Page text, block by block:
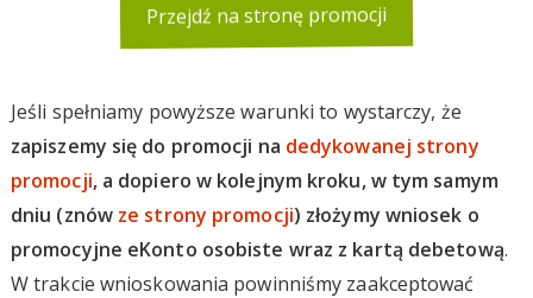
Przejdź na stronę promocji
Jeśli spełniamy powyższe warunki to wystarczy, że
zapiszemy się do promocji na dedykowanej strony
promocji, a dopiero w kolejnym kroku, w tym samym
dniu (znów ze strony promocji) złożymy wniosek o
promocyjne eKonto osobiste wraz z kartą debetową.
W trakcie wnioskowania powinniśmy zaakceptować